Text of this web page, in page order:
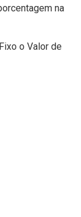
na
o Valor de